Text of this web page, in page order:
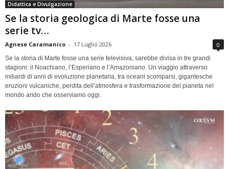
Didattica e Divulgazione
Se la storia geologica di Marte fosse una
serie tv…
Agnese Caramanico - 17 Luglio 2026 0
Se la storia di Marte fosse una serie televisiva, sarebbe divisa in tre grandi
stagioni: il Noachiano, l’Esperiano e l’Amazoniano. Un viaggio attraverso
miliardi di anni di evoluzione planetaria, tra oceani scomparsi, gigantesche
eruzioni vulcaniche, perdita dell’atmosfera e trasformazione del pianeta nel
mondo arido che osserviamo oggi.